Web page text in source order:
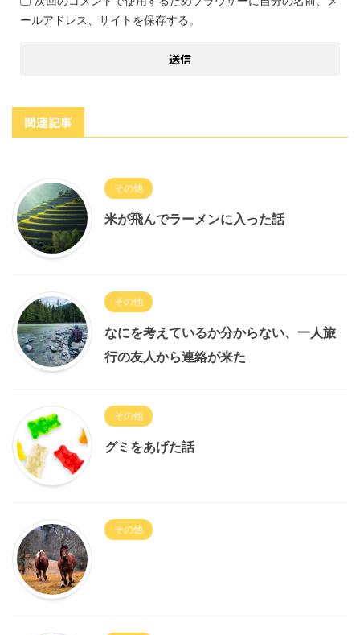
ールアドレス、サイトを保存する。
関連記事
その他
米が飛んでラーメンに入った話
その他
なにを考えているか分からない、一人旅
行の友人から連絡が来た
その他
グミをあげた話
その他